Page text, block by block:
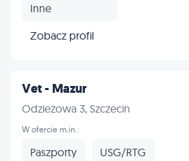
Inne
Zobacz profil
Vet - Mazur
Odzieżowa 3, Szczecin
W ofercie m.in.:
Paszporty USG/RTG